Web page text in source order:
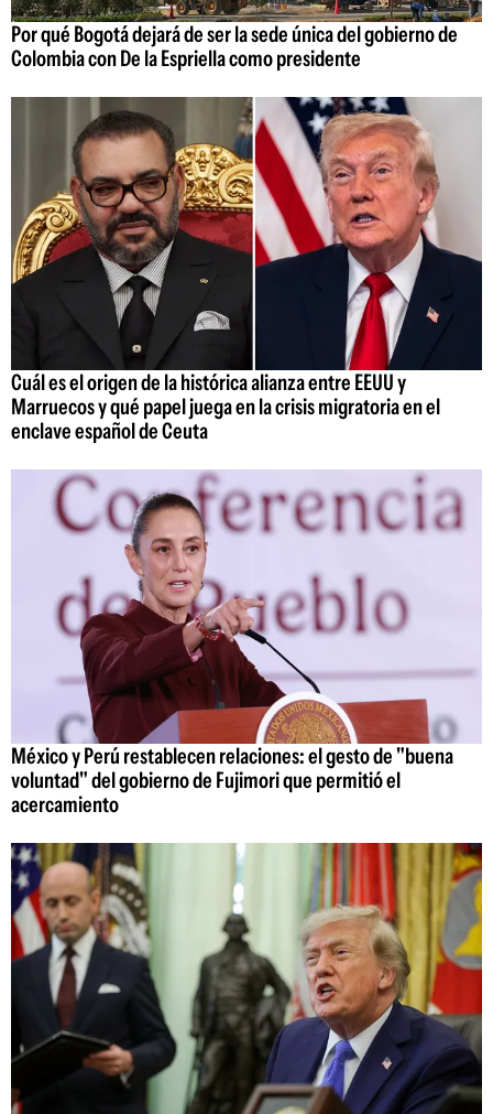
Por qué Bogotá dejará de ser la sede única del gobierno de
Colombia con De la Espriella como presidente
Cuál es el origen de la histórica alianza entre EEUU y
Marruecos y qué papel juega en la crisis migratoria en el
enclave español de Ceuta
México y Perú restablecen relaciones: el gesto de "buena
voluntad" del gobierno de Fujimori que permitió el
acercamiento